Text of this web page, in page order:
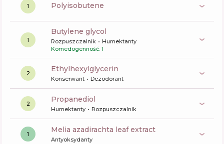
1 polyisobutene
1
butylene glycol
Rozpuszczalnik
Humektanty
Komedogenność: 1
2 ethylhexylglycerin
Konserwant Dezodorant
2 propanediol
Humektanty Rozpuszczalnik
1 melia azadirachta leaf extract
Antyoksydanty